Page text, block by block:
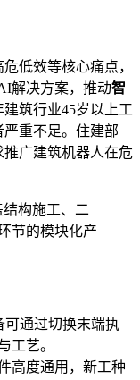
低效等核心痛点，
解决方案，推动智
筑行业45岁以上工
严重不足。住建部
推广建筑机器人在危
构施工、二
节的模块化产
可通过切换末端执
工艺。
高度通用，新工种